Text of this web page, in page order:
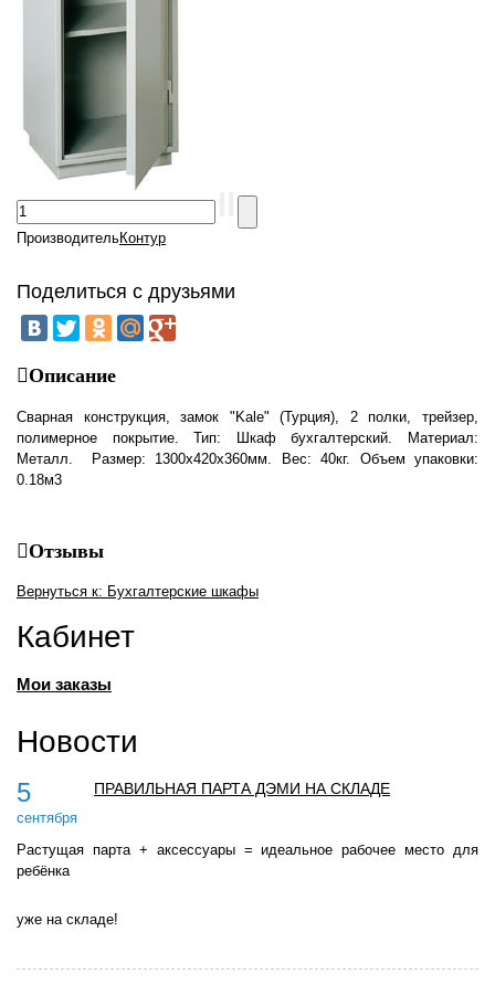
ПроизводительКонтур
Поделиться с друзьями
Описание
Сварная конструкция, замок "Kale" (Турция), 2 полки, трейзер,
полимерное покрытие. Тип: Шкаф бухгалтерский. Материал:
Металл. Размер: 1300х420х360мм. Вес: 40кг. Объем упаковки:
0.18м3
Отзывы
Вернуться к: Бухгалтерские шкафы
Кабинет
Мои заказы
Новости
5
сентября
ПРАВИЛЬНАЯ ПАРТА ДЭМИ НА СКЛАДЕ
Растущая парта + аксессуары = идеальное рабочее место для
ребёнка
уже на складе!